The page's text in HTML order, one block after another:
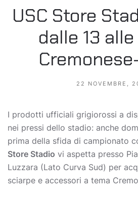
USC Store
dalle 13
22 NOVEMBRE,
I prodotti ufficiali grigiorossi a
nei pressi dello stadio: anche
prima della sfida di campionato
Store Stadio vi aspetta presso
Luzzara (Lato Curva Sud) per
sciarpe e accessori a tema